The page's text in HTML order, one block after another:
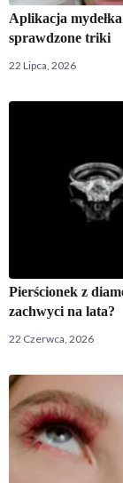
Aplikacja
sprawdzone triki
22 Lipca, 2026
Pierścionek z
zachwyci na lata?
22 Czerwca, 2026